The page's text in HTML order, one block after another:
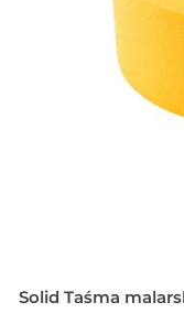
Solid Taśma